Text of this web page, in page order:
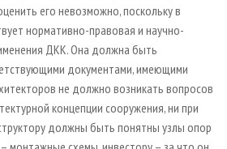
его невозможно, поскольку в
нормативно-правовая и научно-
ДКК. Она должна быть
документами, имеющими
не должно возникать вопросов
концепции сооружения, ни при
должны быть понятны узлы опор